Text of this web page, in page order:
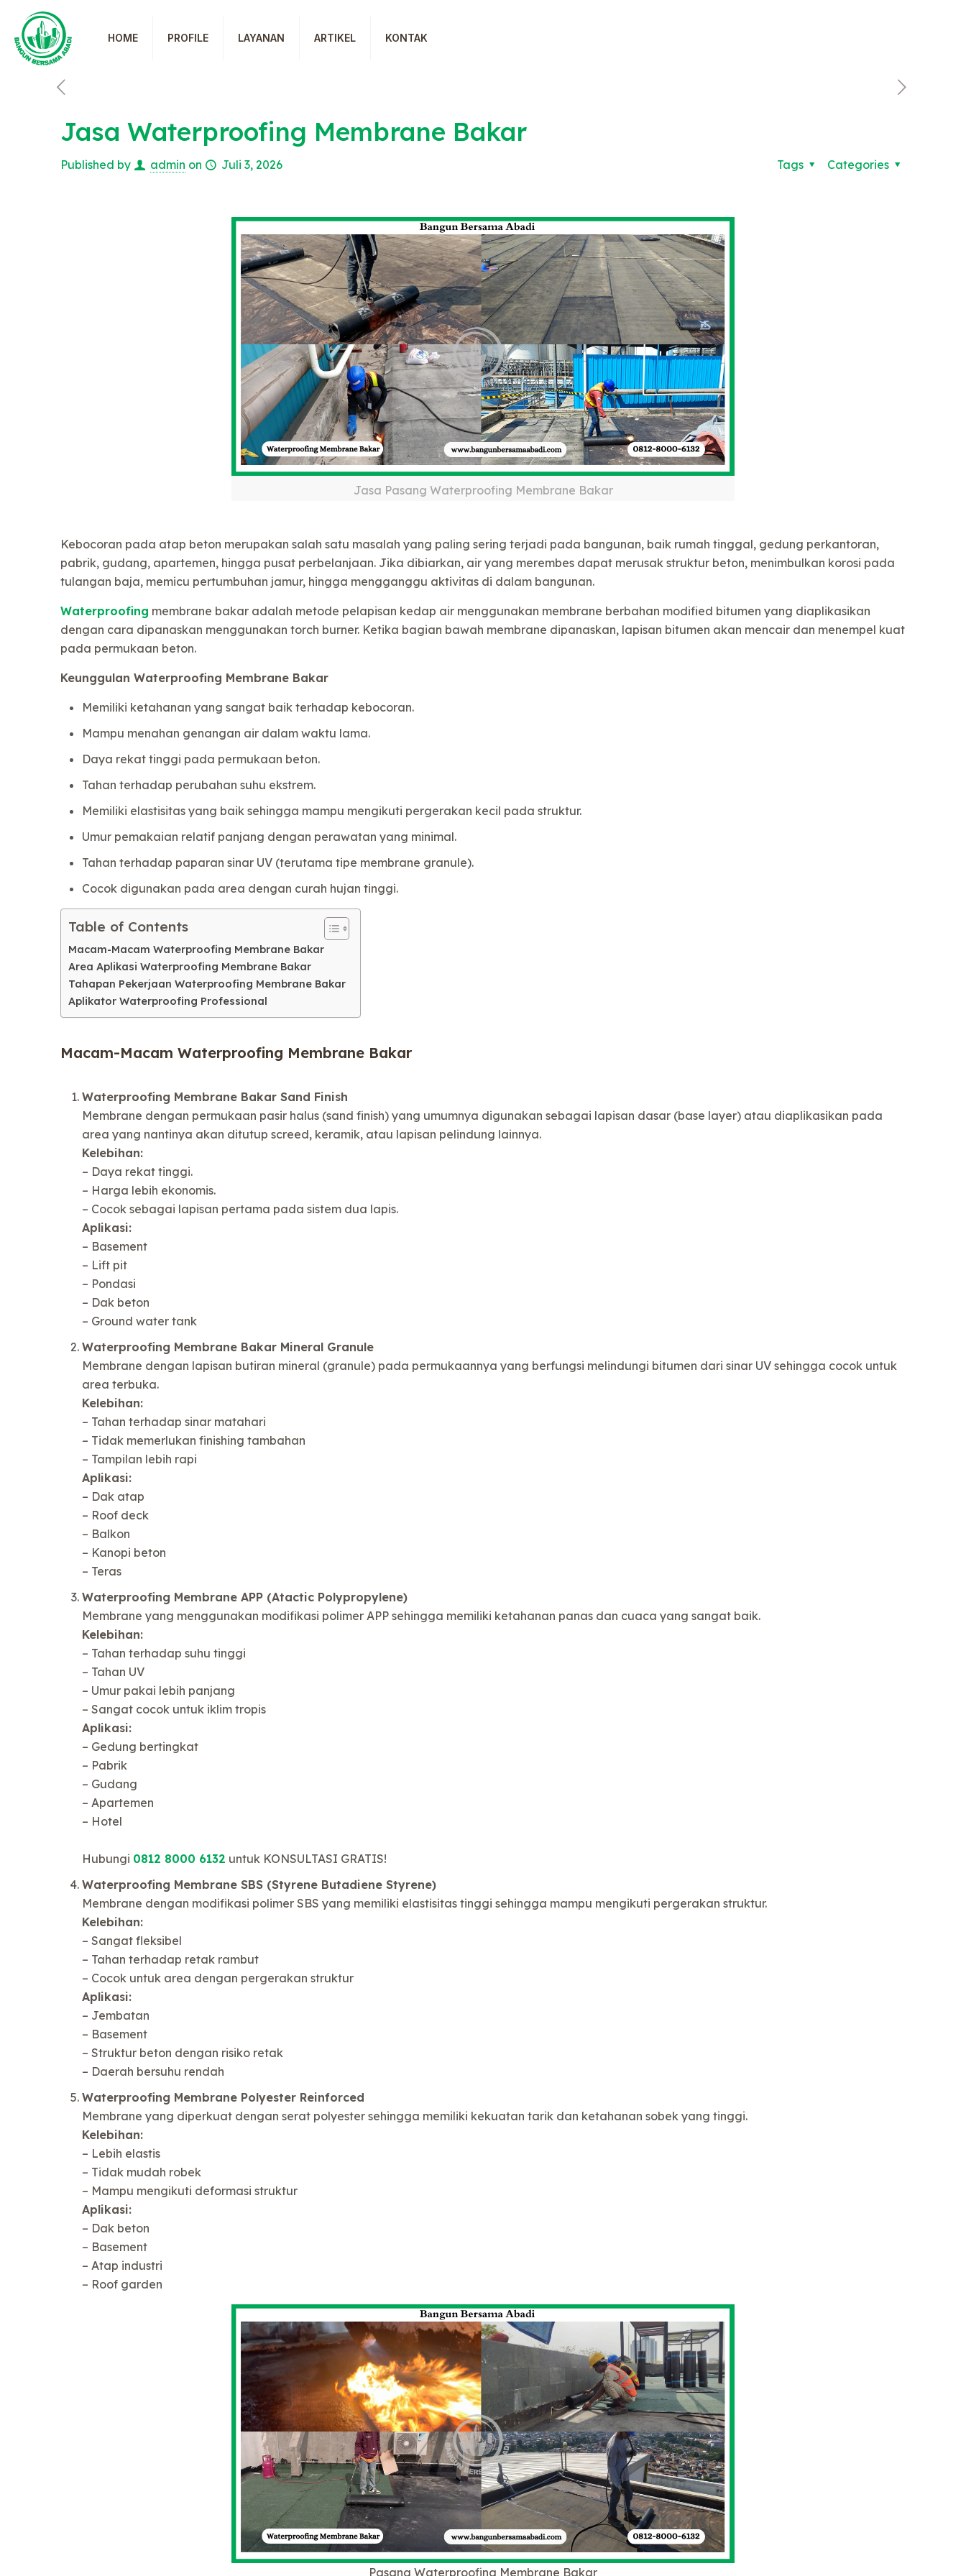
HOME PROFILE LAYANAN ARTIKEL KONTAK
Jasa Waterproofing Membrane Bakar
Published by admin on Juli 3, 2026 Categories
Tags
Jasa Pasang Waterproofing Membrane Bakar
Kebocoran pada atap beton merupakan salah satu masalah yang paling sering terjadi pada bangunan, baik rumah tinggal, gedung perkantoran,
pabrik, gudang, apartemen, hingga pusat perbelanjaan. Jika dibiarkan, air yang merembes dapat merusak struktur beton, menimbulkan korosi pada
tulangan baja, memicu pertumbuhan jamur, hingga mengganggu aktivitas di dalam bangunan.
Waterproofing membrane bakar adalah metode pelapisan kedap air menggunakan membrane berbahan modified bitumen yang diaplikasikan
dengan cara dipanaskan menggunakan torch burner. Ketika bagian bawah membrane dipanaskan, lapisan bitumen akan mencair dan menempel kuat
pada permukaan beton.
Keunggulan Waterproofing Membrane Bakar
Memiliki ketahanan yang sangat baik terhadap kebocoran.
Mampu menahan genangan air dalam waktu lama.
Daya rekat tinggi pada permukaan beton.
Tahan terhadap perubahan suhu ekstrem.
Memiliki elastisitas yang baik sehingga mampu mengikuti pergerakan kecil pada struktur.
Umur pemakaian relatif panjang dengan perawatan yang minimal.
Tahan terhadap paparan sinar UV (terutama tipe membrane granule).
Cocok digunakan pada area dengan curah hujan tinggi.
Table of Contents
Macam-Macam Waterproofing Membrane Bakar
Area Aplikasi Waterproofing Membrane Bakar
Tahapan Pekerjaan Waterproofing Membrane Bakar
Aplikator Waterproofing Professional
Macam-Macam Waterproofing Membrane Bakar
Waterproofing Membrane Bakar Sand Finish
Membrane dengan permukaan pasir halus (sand finish) yang umumnya digunakan sebagai lapisan dasar (base layer) atau diaplikasikan pada
area yang nantinya akan ditutup screed, keramik, atau lapisan pelindung lainnya.
Kelebihan:
– Daya rekat tinggi.
– Harga lebih ekonomis.
– Cocok sebagai lapisan pertama pada sistem dua lapis.
Aplikasi:
– Basement
– Lift pit
– Pondasi
– Dak beton
– Ground water tank
Waterproofing Membrane Bakar Mineral Granule
Membrane dengan lapisan butiran mineral (granule) pada permukaannya yang berfungsi melindungi bitumen dari sinar UV sehingga cocok untuk
area terbuka.
Kelebihan:
– Tahan terhadap sinar matahari
– Tidak memerlukan finishing tambahan
– Tampilan lebih rapi
Aplikasi:
– Dak atap
– Roof deck
– Balkon
– Kanopi beton
– Teras
Waterproofing Membrane APP (Atactic Polypropylene)
Membrane yang menggunakan modifikasi polimer APP sehingga memiliki ketahanan panas dan cuaca yang sangat baik.
Kelebihan:
– Tahan terhadap suhu tinggi
– Tahan UV
– Umur pakai lebih panjang
– Sangat cocok untuk iklim tropis
Aplikasi:
– Gedung bertingkat
– Pabrik
– Gudang
– Apartemen
– Hotel
Hubungi 0812 8000 6132 untuk KONSULTASI GRATIS!
Waterproofing Membrane SBS (Styrene Butadiene Styrene)
Membrane dengan modifikasi polimer SBS yang memiliki elastisitas tinggi sehingga mampu mengikuti pergerakan struktur.
Kelebihan:
– Sangat fleksibel
– Tahan terhadap retak rambut
– Cocok untuk area dengan pergerakan struktur
Aplikasi:
– Jembatan
– Basement
– Struktur beton dengan risiko retak
– Daerah bersuhu rendah
Waterproofing Membrane Polyester Reinforced
Membrane yang diperkuat dengan serat polyester sehingga memiliki kekuatan tarik dan ketahanan sobek yang tinggi.
Kelebihan:
– Lebih elastis
– Tidak mudah robek
– Mampu mengikuti deformasi struktur
Aplikasi:
– Dak beton
– Basement
– Atap industri
– Roof garden
Pasang Waterproofing Membrane Bakar